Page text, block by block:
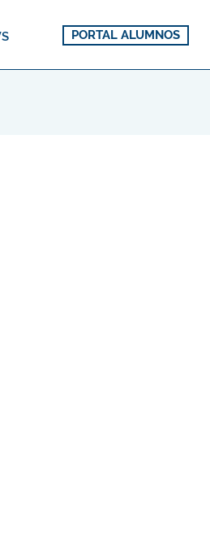
PORTAL ALUMNOS